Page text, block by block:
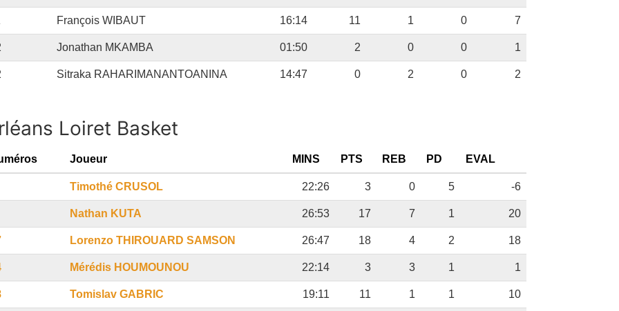
François WIBAUT 16:14 11 1 0 7
Jonathan MKAMBA 01:50 2 0 0 1
Sitraka RAHARIMANANTOANINA 14:47 0 2 0 2
Loiret Basket
Joueur MINS PTS REB PD EVAL
Timothé CRUSOL 22:26 3 0 5 -6
Nathan KUTA 26:53 17 7 1 20
Lorenzo THIROUARD SAMSON 26:47 18 4 2 18
Mérédis HOUMOUNOU 22:14 3 3 1 1
Tomislav GABRIC 19:11 11 1 1 10